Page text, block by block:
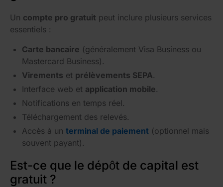
Un compte pro gratuit peut inclure plusieurs services
essentiels :
Carte bancaire (généralement Visa Business ou
Mastercard Business).
Virements et prélèvements SEPA.
Interface web et application mobile.
Notifications en temps réel.
Téléchargement des relevés.
Accès à un terminal de paiement (optionnel mais
souvent payant).
Est-ce que le dépôt de capital est
gratuit ?